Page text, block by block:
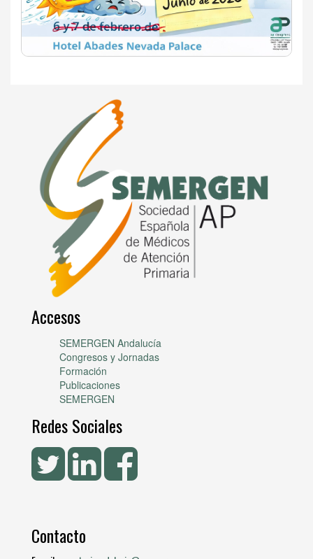
Accesos
SEMERGEN Andalucía
Congresos y Jornadas
Formación
Publicaciones
SEMERGEN
Redes Sociales
Contacto